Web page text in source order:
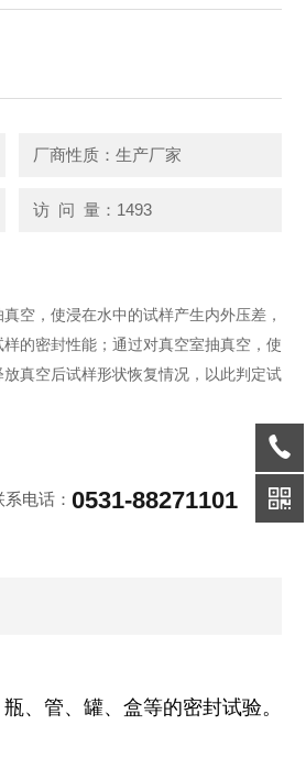
厂商性质：生产厂家
访 问 量：1493
空，使浸在水中的试样产生内外压差，
的密封性能；通过对真空室抽真空，使
真空后试样形状恢复情况，以此判定试
系电话：0531-88271101
、管、罐、盒等的密封试验。